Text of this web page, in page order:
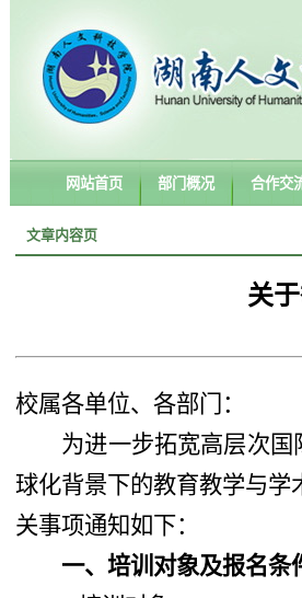
网站首页 部门概况 合作交
文章内容页
关
校属各单位、各部门：
为进一步拓宽高层次
球化背景下的教育教学与学
关事项通知如下：
一、培训对象及报名条